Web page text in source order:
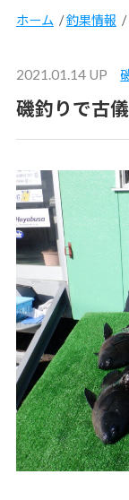
ホーム /釣果情報 /
2021.01.14 UP
磯釣りで古